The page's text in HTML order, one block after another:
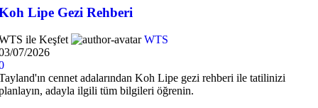
Lipe Gezi Rehberi
ile Keşfet
WTS
07/2026
cennet adalarından Koh Lipe gezi rehberi ile tatilinizi
adayla ilgili tüm bilgileri öğrenin.